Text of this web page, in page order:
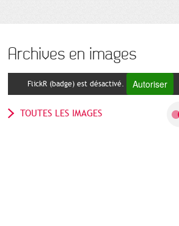
Archives en images
FlickR (badge) est désactivé. Autoriser
TOUTES LES IMAGES